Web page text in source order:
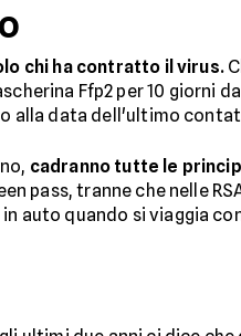
chi ha contratto il virus.
Ffp2 per 10 giorni
alla data dell'ultimo
cadranno tutte le
pass, tranne che nelle
auto quando si viaggia